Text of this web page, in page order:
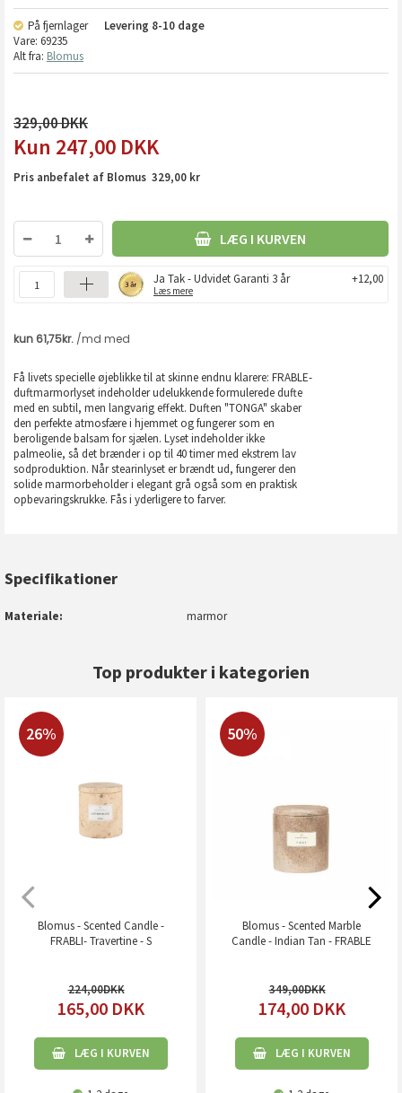
På fjernlager Levering 8-10 dage
Vare: 69235
Alt fra: Blomus
329,00
247,00 DKK
Pris anbefalet af Blomus 329,00 kr
LÆG I KURVEN
Ja Tak - Udvidet Garanti 3 år
Læs mere
+12,00
Få livets specielle øjeblikke til at skinne endnu klarere: FRABLE-
duftmarmorlyset indeholder udelukkende formulerede dufte
med en subtil, men langvarig effekt. Duften "TONGA" skaber
den perfekte atmosfære i hjemmet og fungerer som en
beroligende balsam for sjælen. Lyset indeholder ikke
palmeolie, så det brænder i op til 40 timer med ekstrem lav
sodproduktion. Når stearinlyset er brændt ud, fungerer den
solide marmorbeholder i elegant grå også som en praktisk
opbevaringskrukke. Fås i yderligere to farver.
Specifikationer
Materiale marmor
Top produkter i kategorien
26%
Blomus - Scented Candle -
FRABLI- Travertine - S
224,00
165,00 DKK
LÆG I KURVEN
50%
Blomus - Scented Marble
Candle - Indian Tan - FRABLE
349,00
174,00 DKK
LÆG I KURVEN